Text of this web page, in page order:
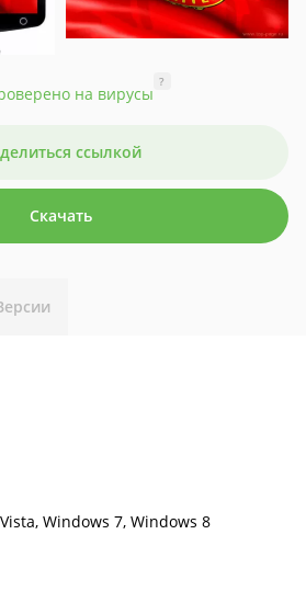
на вирусы
?
ссылкой
Скачать
Windows 7, Windows 8